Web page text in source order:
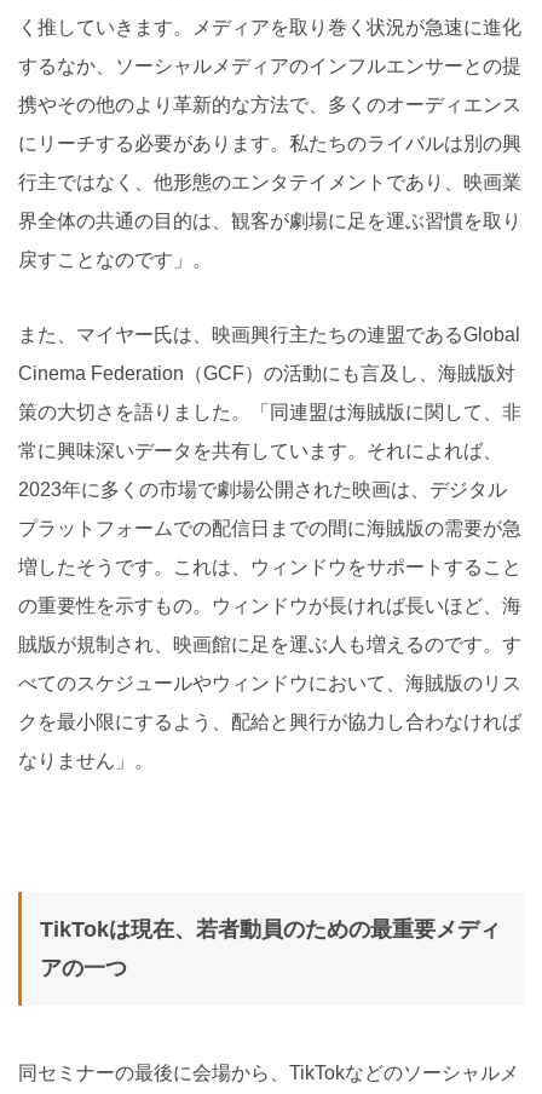
く推していきます。メディアを取り巻く状況が急速に進化
するなか、ソーシャルメディアのインフルエンサーとの提
携やその他のより革新的な方法で、多くのオーディエンス
にリーチする必要があります。私たちのライバルは別の興
行主ではなく、他形態のエンタテイメントであり、映画業
界全体の共通の目的は、観客が劇場に足を運ぶ習慣を取り
戻すことなのです」。
また、マイヤー氏は、映画興行主たちの連盟であるGlobal
Cinema Federation（GCF）の活動にも言及し、海賊版対
策の大切さを語りました。「同連盟は海賊版に関して、非
常に興味深いデータを共有しています。それによれば、
2023年に多くの市場で劇場公開された映画は、デジタル
プラットフォームでの配信日までの間に海賊版の需要が急
増したそうです。これは、ウィンドウをサポートすること
の重要性を示すもの。ウィンドウが長ければ長いほど、海
賊版が規制され、映画館に足を運ぶ人も増えるのです。す
べてのスケジュールやウィンドウにおいて、海賊版のリス
クを最小限にするよう、配給と興行が協力し合わなければ
なりません」。
TikTokは現在、若者動員のための最重要メディ
アの一つ
同セミナーの最後に会場から、TikTokなどのソーシャルメ